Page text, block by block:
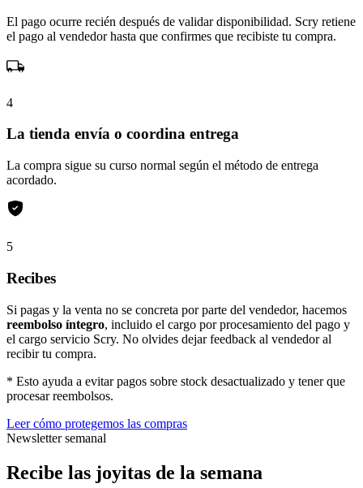
El pago ocurre recién después de validar disponibilidad. Scry retiene
el pago al vendedor hasta que confirmes que recibiste tu compra.
4
La tienda envía o coordina entrega
La compra sigue su curso normal según el método de entrega
acordado.
5
Recibes
Si pagas y la venta no se concreta por parte del vendedor, hacemos
reembolso íntegro, incluido el cargo por procesamiento del pago y
el cargo servicio Scry. No olvides dejar feedback al vendedor al
recibir tu compra.
* Esto ayuda a evitar pagos sobre stock desactualizado y tener que
procesar reembolsos.
Leer cómo protegemos las compras
Newsletter semanal
Recibe las joyitas de la semana